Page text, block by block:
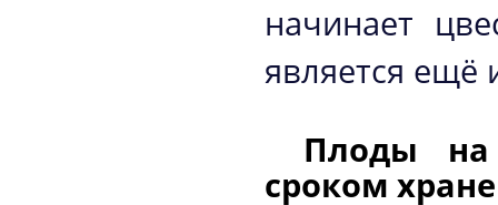
начинает
является ещё
Плоды
сроком